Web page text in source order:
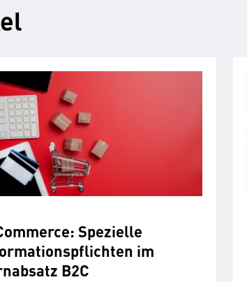
Spezielle
im
B2C